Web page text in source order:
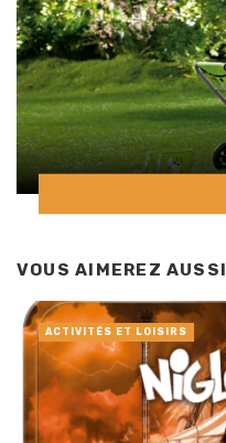
VOUS AIMEREZ AUSSI
ACTIVITÉS ET LOISIRS